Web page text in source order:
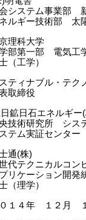
システム事業部
ルギー技術部 太
理科大学
部第一部 電気工
（工学）
ティナブル・テク
取締役
鉱日石エネルギー
技術研究所 シス
テム実証センタ
通(株)
代テクニカルコン
リケーション開
（理学）
０１４年 １２月